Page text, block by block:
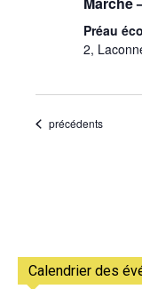
Préau
2,
Évènements
précédents
Calendrier des